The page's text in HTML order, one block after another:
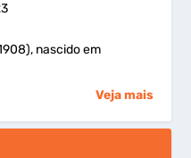
nascido em
Veja mais